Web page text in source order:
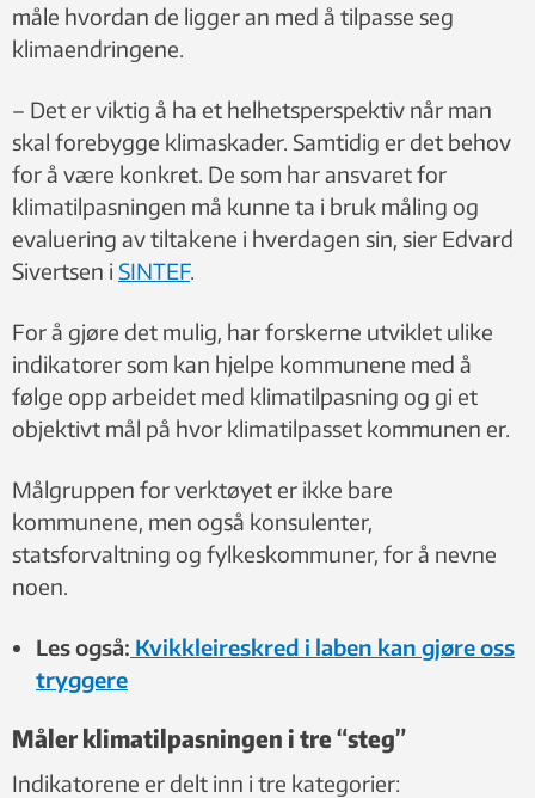
måle hvordan de ligger an med å tilpasse seg
klimaendringene.
– Det er viktig å ha et helhetsperspektiv når man
skal forebygge klimaskader. Samtidig er det behov
for å være konkret. De som har ansvaret for
klimatilpasningen må kunne ta i bruk måling og
evaluering av tiltakene i hverdagen sin, sier Edvard
Sivertsen i SINTEF.
For å gjøre det mulig, har forskerne utviklet ulike
indikatorer som kan hjelpe kommunene med å
følge opp arbeidet med klimatilpasning og gi et
objektivt mål på hvor klimatilpasset kommunen er.
Målgruppen for verktøyet er ikke bare
kommunene, men også konsulenter,
statsforvaltning og fylkeskommuner, for å nevne
noen.
Les også: Kvikkleireskred i laben kan gjøre oss
tryggere
Måler klimatilpasningen i tre “steg”
Indikatorene er delt inn i tre kategorier: